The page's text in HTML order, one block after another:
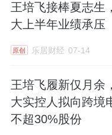
络，快速切入海外
景拓展及新兴市场
公司将依托全球化
全球“生命救援”
援，中国ECMO
技术优劣最终落脚
王培飞接棒夏志生
大上半年业绩承压
原创 乐居财经 07-14
王培飞履新仅月余
大实控人拟向跨境
不超30%股份